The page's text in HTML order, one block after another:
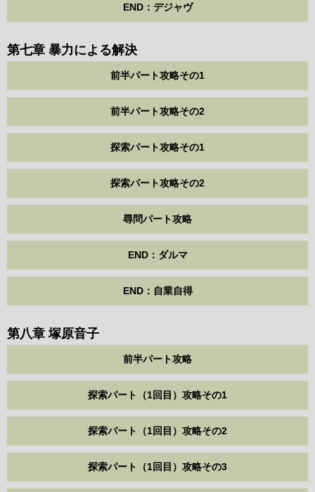
END：デジャヴ
第七章 暴力による解決
前半パート攻略その1
前半パート攻略その2
探索パート攻略その1
探索パート攻略その2
尋問パート攻略
END：ダルマ
END：自業自得
第八章 塚原音子
前半パート攻略
探索パート（1回目）攻略その1
探索パート（1回目）攻略その2
探索パート（1回目）攻略その3